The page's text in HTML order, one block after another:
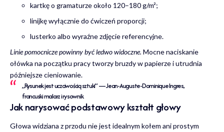
kartkę o gramaturze około 120–180 g/m²;
linijkę wyłącznie do ćwiczeń proporcji;
lusterko albo wyraźne zdjęcie referencyjne.
Linie pomocnicze powinny być ledwo widoczne. Mocne naciskanie
ołówka na początku pracy tworzy bruzdy w papierze i utrudnia
późniejsze cieniowanie.
„Rysunek jest uczciwością sztuki” — Jean-Auguste-Dominique Ingres,
francuski malarz i rysownik.
Jak narysować podstawowy kształt głowy
Głowa widziana z przodu nie jest idealnym kołem ani prostym